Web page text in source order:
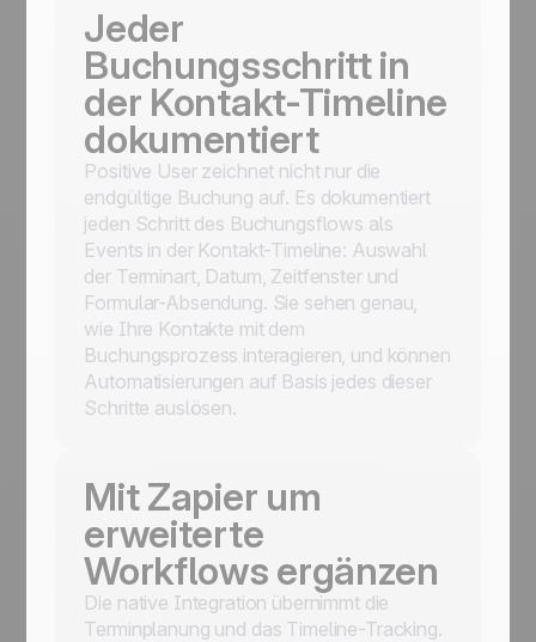
Jeder
Buchungsschritt in
der Kontakt-Timeline
dokumentiert
Positive User zeichnet nicht nur die
endgültige Buchung auf. Es dokumentiert
jeden Schritt des Buchungsflows als
Events in der Kontakt-Timeline: Auswahl
der Terminart, Datum, Zeitfenster und
Formular-Absendung. Sie sehen genau,
wie Ihre Kontakte mit dem
Buchungsprozess interagieren, und können
Automatisierungen auf Basis jedes dieser
Schritte auslösen.
Mit Zapier um
erweiterte
Workflows ergänzen
Die native Integration übernimmt die
Terminplanung und das Timeline-Tracking.